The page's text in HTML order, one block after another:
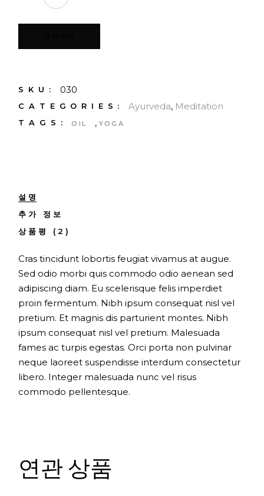
SKU: 030
CATEGORIES: Ayurveda, Meditation
TAGS: OIL , YOGA
설명
추가 정보
상품평 (2)
Cras tincidunt lobortis feugiat vivamus at augue.
Sed odio morbi quis commodo odio aenean sed
adipiscing diam. Eu scelerisque felis imperdiet
proin fermentum. Nibh ipsum consequat nisl vel
pretium. Et magnis dis parturient montes. Nibh
ipsum consequat nisl vel pretium. Malesuada
fames ac turpis egestas. Orci porta non pulvinar
neque laoreet suspendisse interdum consectetur
libero. Integer malesuada nunc vel risus
commodo pellentesque.
연관 상품